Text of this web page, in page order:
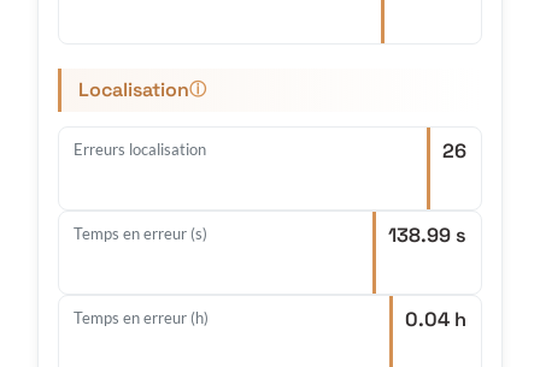
Localisationⓘ
Erreurs localisation 26
Temps en erreur (s) 138.99 s
Temps en erreur (h) 0.04 h